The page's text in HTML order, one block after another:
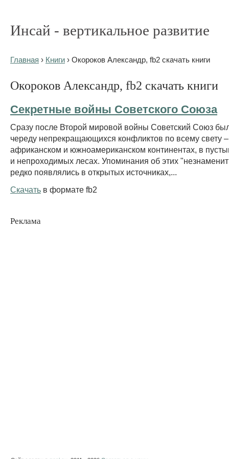
Инсай - вертикальное развитие
Главная › Книги › Окороков Александр, fb2 скачать книги
Окороков Александр, fb2 скачать книги
Секретные войны Советского Союза
Сразу после Второй мировой войны Советский Союз
череду непрекращающихся конфликтов по всему свету
африканском и южноамериканском континентах, в
и непроходимых лесах. Упоминания об этих
редко появлялись в открытых источниках,...
Скачать в формате fb2
Реклама